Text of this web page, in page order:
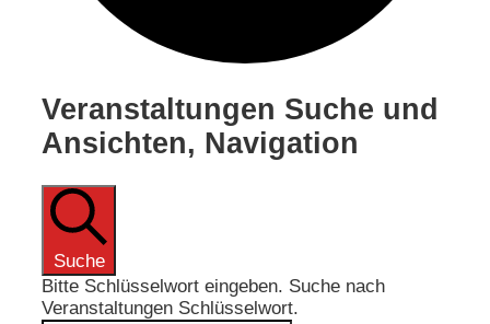
Veranstaltungen
Veranstaltungen Suche und
Ansichten, Navigation
Suche
Bitte Schlüsselwort eingeben. Suche nach
Veranstaltungen Schlüsselwort.